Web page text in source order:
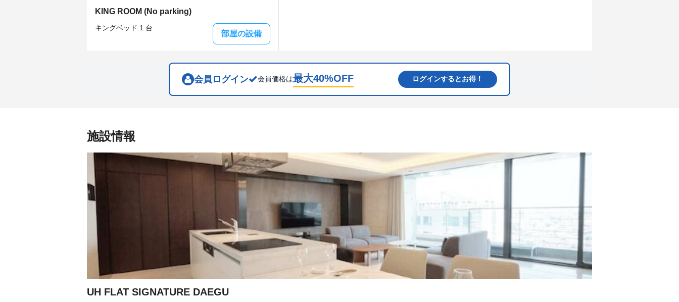
shortcuts
changing
shortcuts
changing
KING ROOM (No parking)
キングベッド 1 台
部屋の設備
会員ログイン 会員価格は最大40%OFF ログインするとお得！
施設情報
UH FLAT SIGNATURE DAEGU